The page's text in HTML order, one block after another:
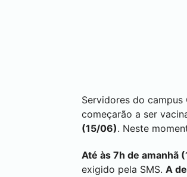
Servidores do campus
começarão a ser
(15/06). Neste
Até às 7h de amanhã
exigido pela SMS. A